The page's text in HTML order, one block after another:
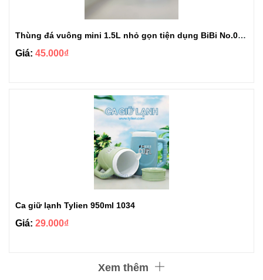
Thùng đá vuông mini 1.5L nhỏ gọn tiện dụng BiBi No.0895
Giá: 45.000₫
Ca giữ lạnh Tylien 950ml 1034
Giá: 29.000₫
Xem thêm